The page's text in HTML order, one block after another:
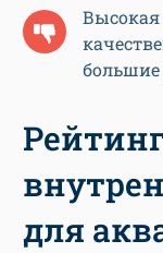
Высокая
для